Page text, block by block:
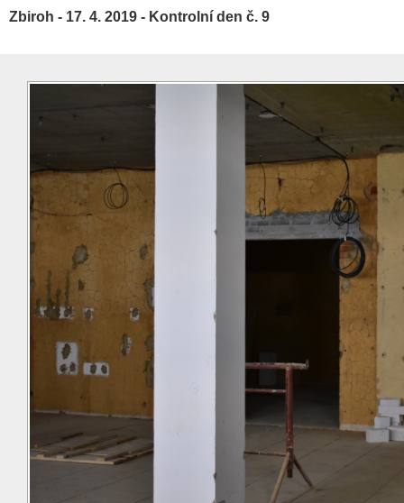
Zbiroh - 17. 4. 2019 - Kontrolní den č. 9